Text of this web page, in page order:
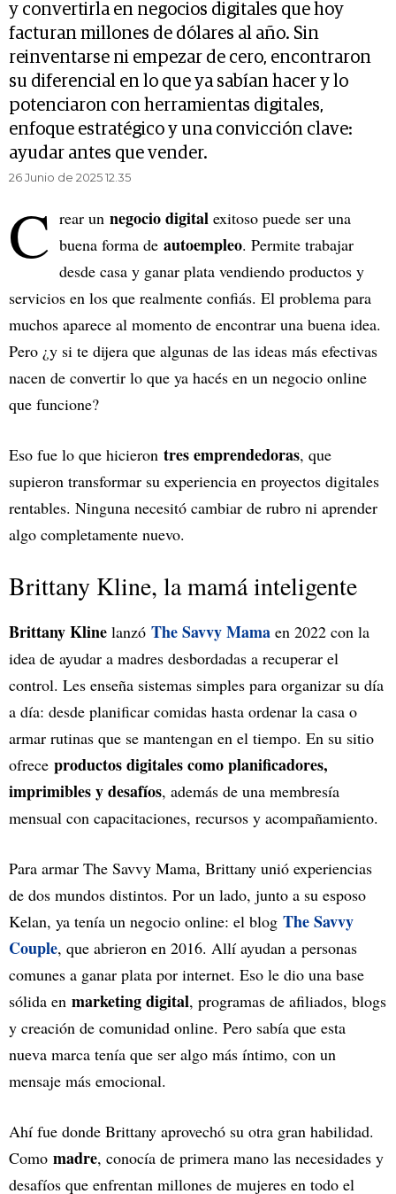
y convertirla en negocios digitales que hoy
facturan millones de dólares al año. Sin
reinventarse ni empezar de cero, encontraron
su diferencial en lo que ya sabían hacer y lo
potenciaron con herramientas digitales,
enfoque estratégico y una convicción clave:
ayudar antes que vender.
26 Junio de 2025 12.35
C rear un negocio digital exitoso puede ser una
buena forma de autoempleo. Permite trabajar
desde casa y ganar plata vendiendo productos y
servicios en los que realmente confiás. El problema para
muchos aparece al momento de encontrar una buena idea.
Pero ¿y si te dijera que algunas de las ideas más efectivas
nacen de convertir lo que ya hacés en un negocio online
que funcione?
Eso fue lo que hicieron tres emprendedoras, que
supieron transformar su experiencia en proyectos digitales
rentables. Ninguna necesitó cambiar de rubro ni aprender
algo completamente nuevo.
Brittany Kline, la mamá inteligente
Brittany Kline lanzó The Savvy Mama en 2022 con la
idea de ayudar a madres desbordadas a recuperar el
control. Les enseña sistemas simples para organizar su día
a día: desde planificar comidas hasta ordenar la casa o
armar rutinas que se mantengan en el tiempo. En su sitio
ofrece productos digitales como planificadores,
imprimibles y desafíos, además de una membresía
mensual con capacitaciones, recursos y acompañamiento.
Para armar The Savvy Mama, Brittany unió experiencias
de dos mundos distintos. Por un lado, junto a su esposo
Kelan, ya tenía un negocio online: el blog The Savvy
Couple, que abrieron en 2016. Allí ayudan a personas
comunes a ganar plata por internet. Eso le dio una base
sólida en marketing digital, programas de afiliados, blogs
y creación de comunidad online. Pero sabía que esta
nueva marca tenía que ser algo más íntimo, con un
mensaje más emocional.
Ahí fue donde Brittany aprovechó su otra gran habilidad.
Como madre, conocía de primera mano las necesidades y
desafíos que enfrentan millones de mujeres en todo el